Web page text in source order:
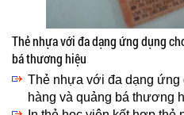
Thẻ nhựa với đa dạng ứng dụng
bá thương hiệu
Thẻ nhựa với đa dạng ứng
hàng và quảng bá thương